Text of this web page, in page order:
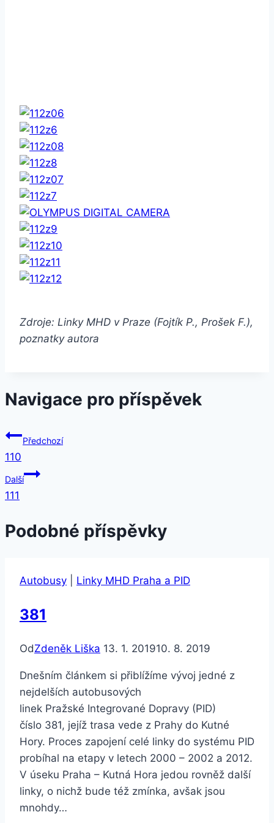
Zdroje: Linky MHD v Praze (Fojtík P., Prošek F.),
poznatky autora
Navigace pro příspěvek
Předchozí
110
Další
111
Podobné příspěvky
Autobusy Linky MHD Praha a PID
381
OdZdeněk Liška 13. 1. 201910. 8. 2019
Dnešním článkem si přiblížíme vývoj jedné z
nejdelších autobusových
linek Pražské Integrované Dopravy (PID)
číslo 381, jejíž trasa vede z Prahy do Kutné
Hory. Proces zapojení celé linky do systému PID
probíhal na etapy v letech 2000 – 2002 a 2012.
V úseku Praha – Kutná Hora jedou rovněž další
linky, o nichž bude též zmínka, avšak jsou
mnohdy…